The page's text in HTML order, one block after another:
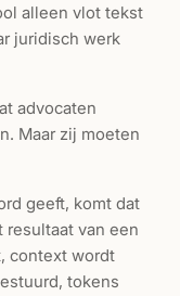
alleen vlot tekst
juridisch werk
advocaten
Maar zij moeten
geeft, komt dat
van een
context wordt
tokens